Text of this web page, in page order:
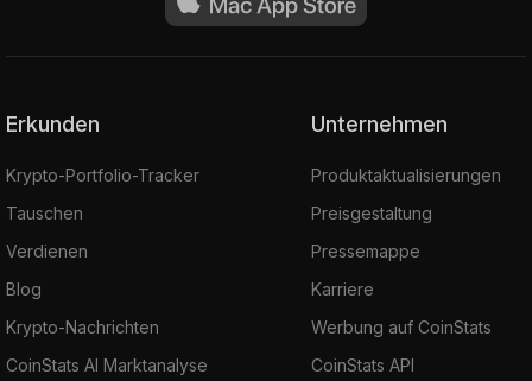
Erkunden
Krypto-Portfolio-Tracker
Tauschen
Verdienen
Blog
Krypto-Nachrichten
CoinStats AI Marktanalyse
Unternehmen
Produktaktualisierungen
Preisgestaltung
Pressemappe
Karriere
Werbung auf CoinStats
CoinStats API